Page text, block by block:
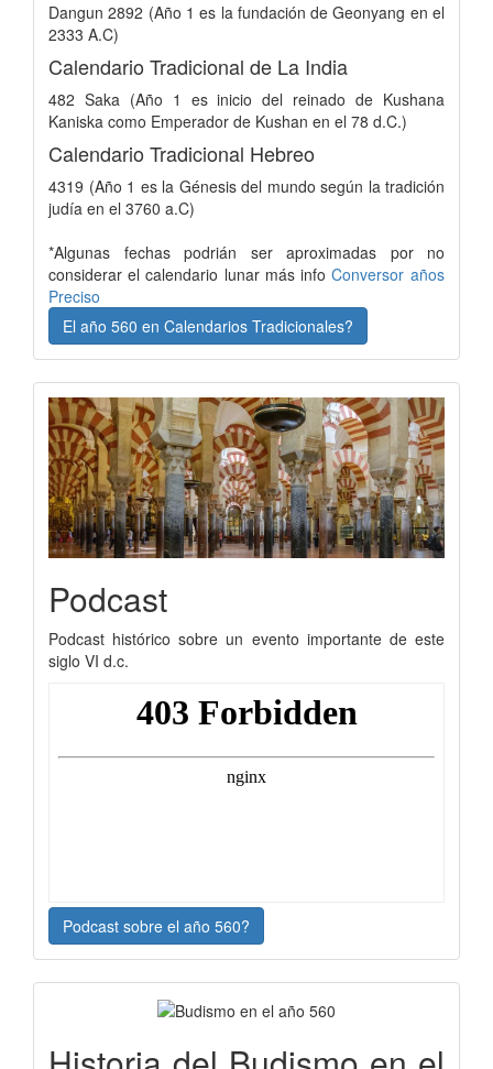
Dangun 2892 (Año 1 es la fundación de Geonyang en el
2333 A.C)
Calendario Tradicional de La India
482 Saka (Año 1 es inicio del reinado de Kushana
Kaniska como Emperador de Kushan en el 78 d.C.)
Calendario Tradicional Hebreo
4319 (Año 1 es la Génesis del mundo según la tradición
judía en el 3760 a.C)
*Algunas fechas podrián ser aproximadas por no
considerar el calendario lunar más info Conversor años
Preciso
El año 560 en Calendarios Tradicionales?
Podcast
Podcast histórico sobre un evento importante de este
siglo VI d.c.
Podcast sobre el año 560?